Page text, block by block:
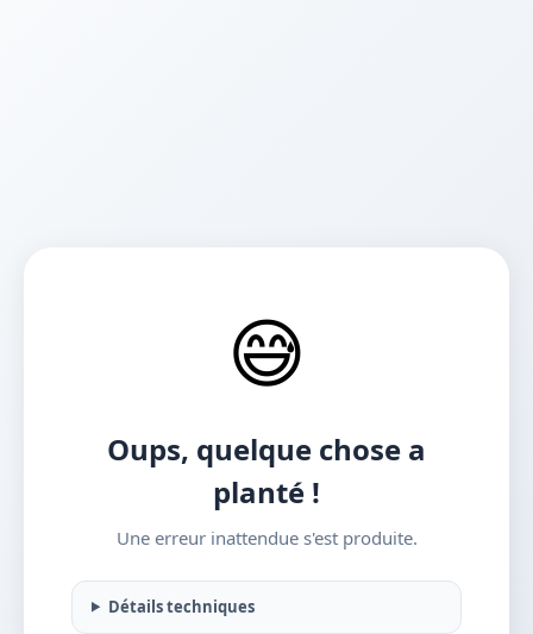
😅
Oups, quelque chose a
planté !
Une erreur inattendue s'est produite.
Détails techniques